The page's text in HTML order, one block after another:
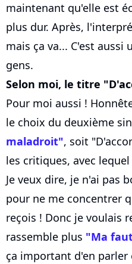
maintenant qu'elle est
plus dur. Après,
mais ça va... C'est aussi
gens.
Selon moi, le titre
Pour moi aussi !
le choix du deuxième
maladroit", soit
les critiques, avec
Je veux dire, je n'ai pas
pour ne me concentrer
reçois ! Donc je voulais
rassemble plus "Ma
ça important d'en